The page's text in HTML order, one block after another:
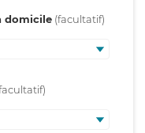
domicile